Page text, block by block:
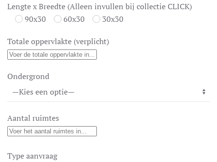
Lengte x Breedte (Alleen invullen bij collectie CLICK)
90x30
60x30 30x30
Totale oppervlakte (verplicht)
Ondergrond
Aantal ruimtes
Type aanvraag